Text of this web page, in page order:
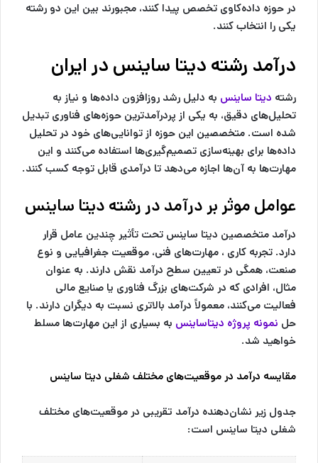
در حوزه داده‌کاوی تخصص پیدا کنند، مجبورند بین این دو رشته
یکی را انتخاب کنند.
درآمد رشته دیتا ساینس در ایران
رشته دیتا ساینس به دلیل رشد روزافزون داده‌ها و نیاز به
تحلیل‌های دقیق، به یکی از پردرآمدترین حوزه‌های فناوری تبدیل
شده است. متخصصین این حوزه از توانایی‌های خود در تحلیل
داده‌ها برای بهینه‌سازی تصمیم‌گیری‌ها استفاده می‌کنند و این
مهارت‌ها به آن‌ها اجازه می‌دهد تا درآمدی قابل توجه کسب کنند.
عوامل موثر بر درآمد در رشته دیتا ساینس
درآمد متخصصین دیتا ساینس تحت تأثیر چندین عامل قرار
دارد. تجربه کاری ، مهارت‌های فنی، موقعیت جغرافیایی و نوع
صنعت، همگی در تعیین سطح درآمد نقش دارند. به عنوان
مثال، افرادی که در شرکت‌های بزرگ فناوری یا صنایع مالی
فعالیت می‌کنند، معمولاً درآمد بالاتری نسبت به دیگران دارند. با
حل نمونه پروژه دیتاساینس به بسیاری از این مهارت‌ها مسلط
خواهید شد.
مقایسه درآمد در موقعیت‌های مختلف شغلی دیتا ساینس
جدول زیر نشان‌دهنده درآمد تقریبی در موقعیت‌های مختلف
شغلی دیتا ساینس است: